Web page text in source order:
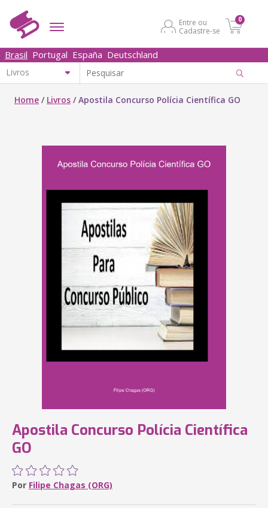
Entre ou
Cadastre-se
0
Brasil Portugal España Deutschland
Home / Livros /Apostila Concurso Polícia Científica GO
Apostila Concurso Polícia Científica
GO
Por Filipe Chagas (ORG)